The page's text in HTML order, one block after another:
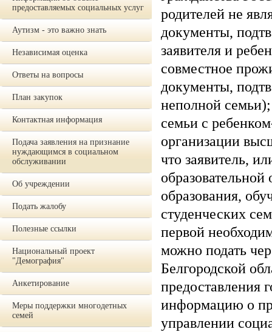
предоставляемых социальных услуг
Аутизм - это важно знать
Независимая оценка
Ответы на вопросы
План закупок
Контактная информация
Подача заявления на признание
нуждающимся в социальном
обслуживании
Об учреждении
Подать жалобу
Полезные ссылки
Национальный проект
"Демография"
Анкетирование
Меры поддержки многодетных
семей
родителей не
документы,
заявителя и
совместное
документы,
неполной
семьи с
организации
что заявитель,
образования,
студенческих
первой
можно подать
Белгородской
предоставления
информацию о
управлении